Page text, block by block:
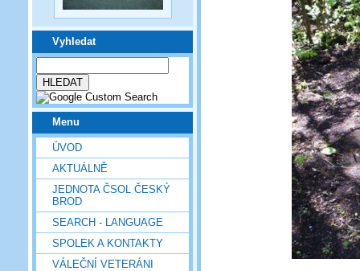
Vyhledat
Menu
ÚVOD
AKTUÁLNĚ
JEDNOTA ČSOL ČESKÝ
BROD
SEARCH - LANGUAGE
SPOLEK A KONTAKTY
VÁLEČNÍ VETERÁNI